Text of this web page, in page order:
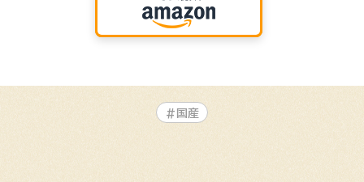
#国産